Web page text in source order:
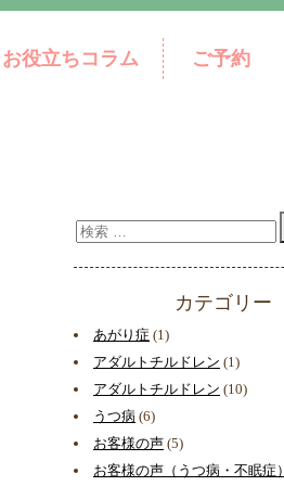
お役立ちコラム ご予約
カテゴリー
あがり症 (1)
アダルトチルドレン (1)
アダルトチルドレン (10)
うつ病 (6)
お客様の声 (5)
お客様の声（うつ病・不眠症）